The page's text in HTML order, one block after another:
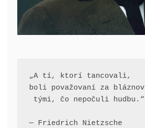
„A tí, ktorí tancovali,
boli považovaní za bláznov
tými, čo nepočuli hudbu.“
— Friedrich Nietzsche